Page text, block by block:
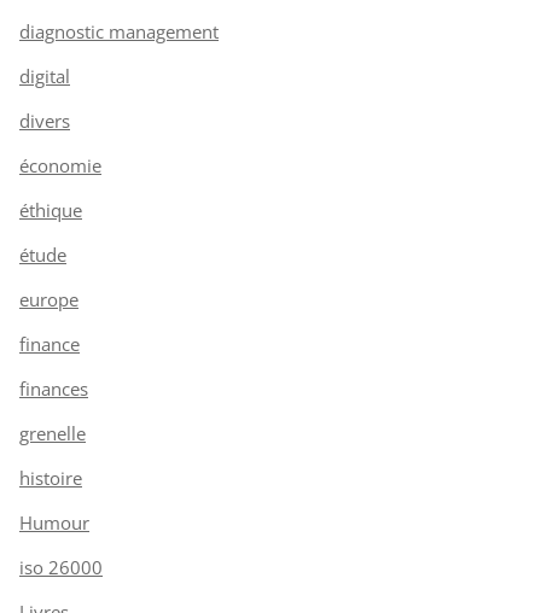
diagnostic management
digital
divers
économie
éthique
étude
europe
finance
finances
grenelle
histoire
Humour
iso 26000